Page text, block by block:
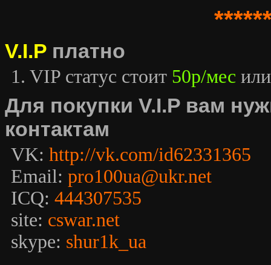
V.I.P платно
1. VIP статус стоит 50р/мес
Для покупки V.I.P вам
контактам
VK: http://vk.com/id62331365
Email: pro100ua@ukr.net
ICQ: 444307535
site: cswar.net
skype: shur1k_ua